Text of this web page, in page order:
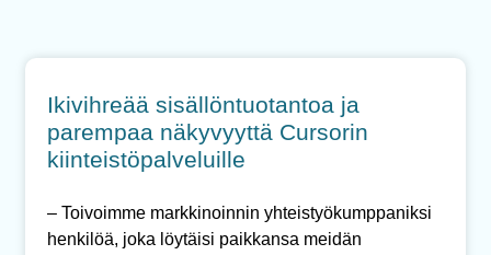
Ikivihreää sisällöntuotantoa ja
parempaa näkyvyyttä Cursorin
kiinteistöpalveluille
– Toivoimme markkinoinnin yhteistyökumppaniksi
henkilöä, joka löytäisi paikkansa meidän